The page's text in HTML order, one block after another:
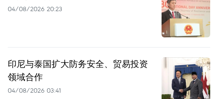
04/08/2026 20:23
印尼与泰国扩大防务安全、贸易投资
领域合作
04/08/2026 03:41